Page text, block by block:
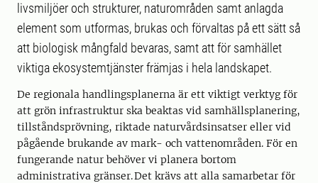
livsmiljöer och strukturer, naturområden samt anlagda
element som utformas, brukas och förvaltas på ett sätt så
att biologisk mångfald bevaras, samt att för samhället
viktiga ekosystemtjänster främjas i hela landskapet.
De regionala handlingsplanerna är ett viktigt verktyg för
att grön infrastruktur ska beaktas vid samhällsplanering,
tillståndsprövning, riktade naturvårdsinsatser eller vid
pågående brukande av mark- och vattenområden. För en
fungerande natur behöver vi planera bortom
administrativa gränser. Det krävs att alla samarbetar för